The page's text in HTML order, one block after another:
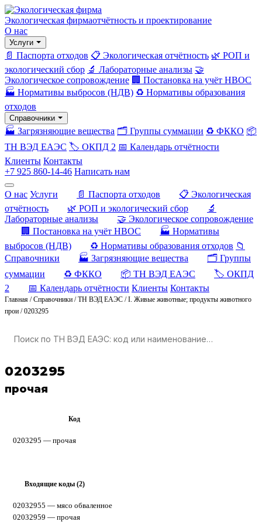
Экологическая фирмаотчётность и проектирование
О нас
Услуги
📄 Паспорта отходов 📋 Экологическая отчётность 🌿 РОП и
экологический сбор 🔬 Лабораторные анализы 🤝
Экологическое сопровождение 🏢 Постановка на учёт НВОС
🏭 Нормативы выбросов (НДВ) ♻️ Нормативы образования
отходов
Справочники
🏭 Загрязняющие вещества 🗂️ Группы суммации ♻️ ФККО 📦
ТН ВЭД ЕАЭС 🏷️ ОКПД 2 📅 Календарь отчётности
Клиенты Контакты
+7 925 860-14-46 Написать нам
О нас Услуги 📄 Паспорта отходов
📋 Экологическая
отчётность
🌿 РОП и экологический сбор
🔬
Лабораторные анализы
🤝 Экологическое сопровождение
🏢 Постановка на учёт НВОС
🏭 Нормативы
выбросов (НДВ)
♻️ Нормативы образования отходов 📁
Справочники
🏭 Загрязняющие вещества
🗂️ Группы
суммации
♻️ ФККО 📦 ТН ВЭД ЕАЭС
🏷️ ОКПД
2
📅 Календарь отчётности Клиенты Контакты
Главная /Справочники /ТН ВЭД ЕАЭС /I. Живые животные; продукты животного
прои /0203295
0203295
прочая
Код
0203295 — прочая
Входящие коды (2)
02032955 — мясо обваленное
02032959 — прочая